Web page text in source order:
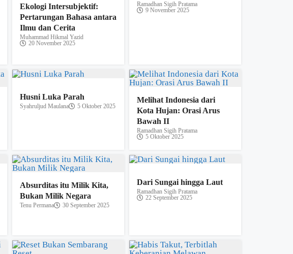
Ekologi Intersubjektif:
Pertarungan Bahasa antara
Ilmu dan Cerita
Muhammad Hikmal Yazid
20 November 2025
Ramadhan Sigih Pratama
9 November 2025
Husni Luka Parah
Syahruljud Maulana 5 Oktober 2025
Melihat Indonesia dari
Kota Hujan: Orasi Arus
Bawah II
Ramadhan Sigih Pratama
5 Oktober 2025
Absurditas itu Milik Kita,
Bukan Milik Negara
Tenu Permana 30 September 2025
Dari Sungai hingga Laut
Ramadhan Sigih Pratama
22 September 2025